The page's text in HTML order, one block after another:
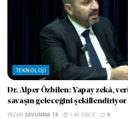
TEKNOLOJI
Dr. Alper Özbilen: Yapay zekâ,
savaşın geleceğini şekillendiriyor
YAZAN SAVUNMA TR 1 AY ÖNCE 0